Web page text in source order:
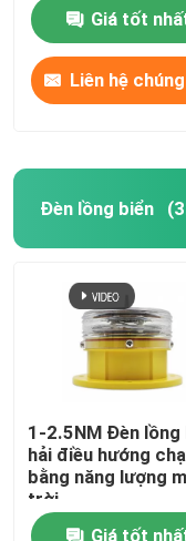
Giá tốt
Liên hệ
Đèn lồng biển
1-2.5NM Đèn lồng
hải điều hướng
bằng năng lượng
trời
Giá tốt